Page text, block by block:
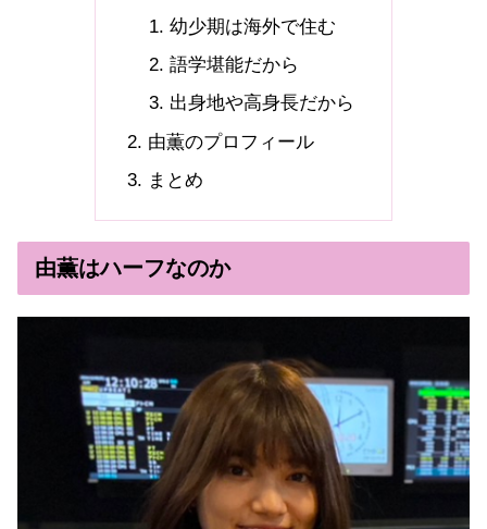
幼少期は海外で住む
語学堪能だから
出身地や高身長だから
由薫のプロフィール
まとめ
由薫はハーフなのか